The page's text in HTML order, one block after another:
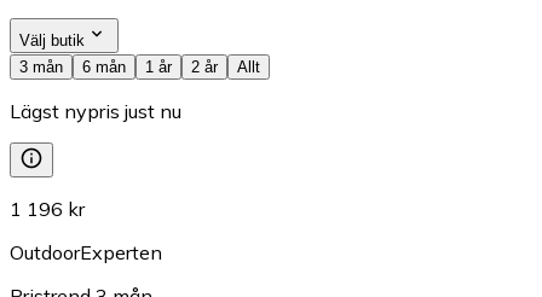
Välj butik
3 mån
6 mån 1 år 2 år Allt
Lägst nypris just nu
1 196 kr
OutdoorExperten